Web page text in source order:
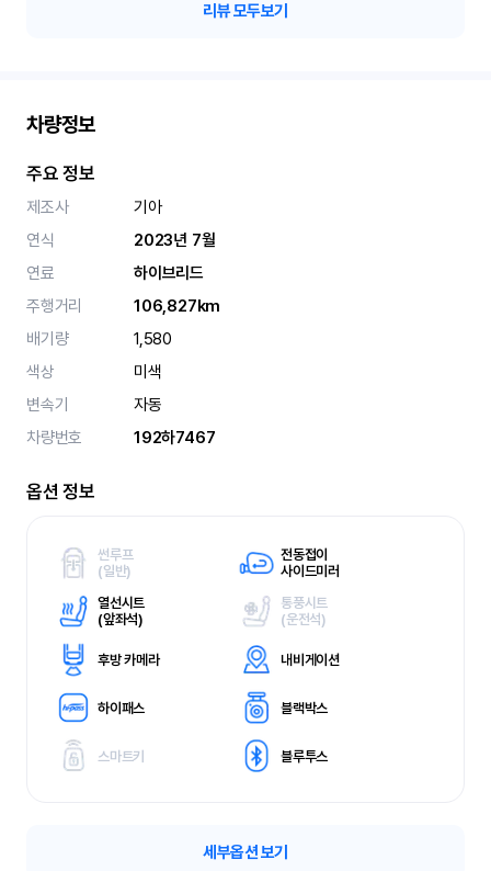
리뷰 모두보기
차량정보
주요 정보
제조사
기아
연식
2023년 7월
연료
하이브리드
주행거리
106,827km
배기량
1,580
색상
미색
변속기
자동
차량번호
192하7467
옵션 정보
썬루프
(일반)
전동접이
사이드미러
열선시트
(앞좌석)
통풍시트
(운전석)
후방 카메라 내비게이션
하이패스 블랙박스
스마트키 블루투스
세부옵션 보기